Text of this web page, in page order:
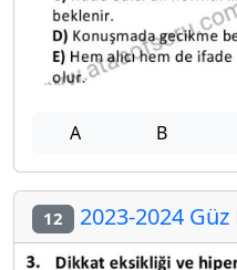
A B
12 2023-2024 Güz